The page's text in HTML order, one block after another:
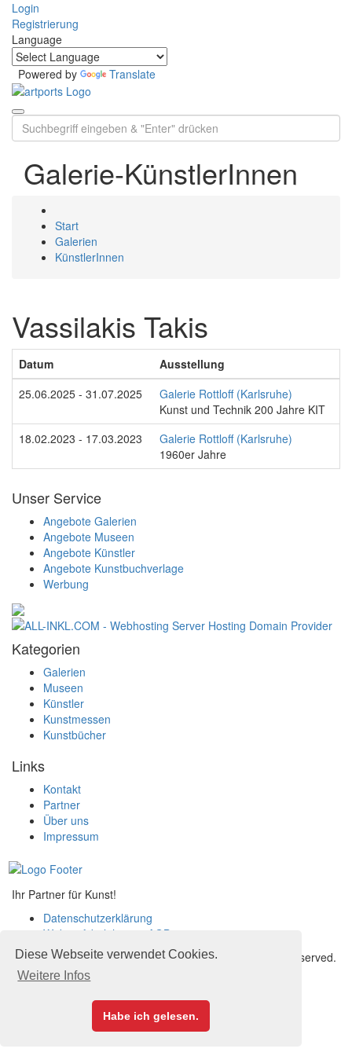
Diese Webseite verwendet Cookies.
Weitere Infos
Habe ich gelesen.
Login
Registrierung
Language
Powered by Translate
Galerie-KünstlerInnen
Start
Galerien
KünstlerInnen
Vassilakis Takis
Datum
Ausstellung
25.06.2025 - 31.07.2025
Galerie Rottloff (Karlsruhe)
Kunst und Technik 200 Jahre KIT
18.02.2023 - 17.03.2023
Galerie Rottloff (Karlsruhe)
1960er Jahre
Unser Service
Angebote Galerien
Angebote Museen
Angebote Künstler
Angebote Kunstbuchverlage
Werbung
Kategorien
Galerien
Museen
Künstler
Kunstmessen
Kunstbücher
Links
Kontakt
Partner
Über uns
Impressum
Ihr Partner für Kunst!
Datenschutzerklärung
Widerrufsbelehrung
AGB
© 2026 artports.com - Ihr Partner für Kunst. All Rights Reserved.